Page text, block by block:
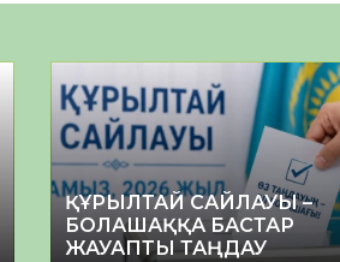
ҚҰРЫЛТАЙ САЙЛАУЫ –
БОЛАШАҚҚА БАСТАР
ЖАУАПТЫ ТАҢДАУ